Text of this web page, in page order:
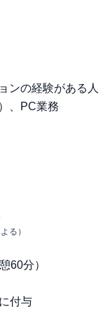
ンの経験がある人
、PC業務
る）
60分）
付与